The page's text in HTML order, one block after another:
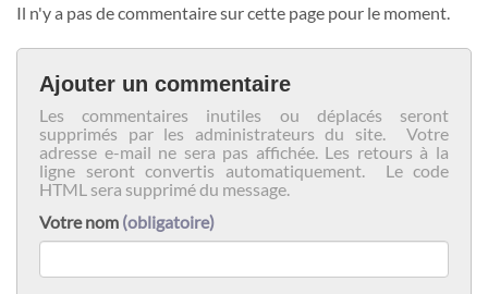
Il n'y a pas de commentaire sur cette page pour le moment.
Ajouter un commentaire
Les commentaires inutiles ou déplacés seront
supprimés par les administrateurs du site. Votre
adresse e-mail ne sera pas affichée. Les retours à la
ligne seront convertis automatiquement. Le code
HTML sera supprimé du message.
Votre nom (obligatoire)